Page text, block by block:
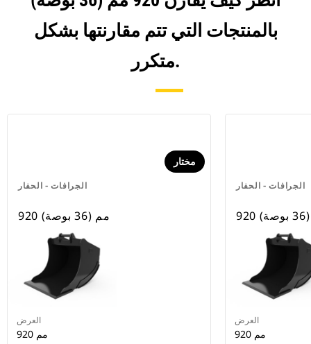
بالمنتجات التي تتم مقارنتها بشكل
متكرر.
الجرافات - الحفار
مختار
920 مم (36 بوصة)
العرض
920 مم
الجرافات - الحفار
العرض
920 مم